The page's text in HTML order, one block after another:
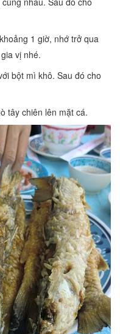
1 giờ, nhớ trở qua
vị nhé.
bột mì khô. Sau đó cho
tây chiên lên mặt cá.